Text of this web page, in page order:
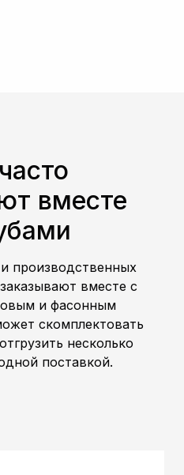
вместе
производственных
вместе с
и фасонным
скомплектовать
несколько
поставкой.